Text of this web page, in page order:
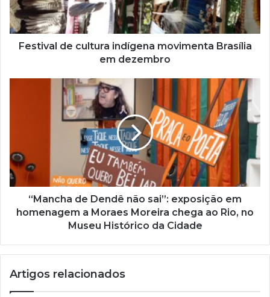
e
r
e
Festival de cultura indígena movimenta Brasília
em dezembro
“Mancha de Dendê não sai”: exposição em
homenagem a Moraes Moreira chega ao Rio, no
Museu Histórico da Cidade
Artigos relacionados